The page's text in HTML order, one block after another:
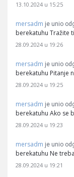
13.10.2024 u 15:25
mersadm je unio
berekatuhu Tražite
28.09.2024 u 19:26
mersadm je unio
berekatuhu Pitanje
28.09.2024 u 19:25
mersadm je unio
berekatuhu Ako se
28.09.2024 u 19:23
mersadm je unio
berekatuhu Ne
28.09.2024 u 19:21